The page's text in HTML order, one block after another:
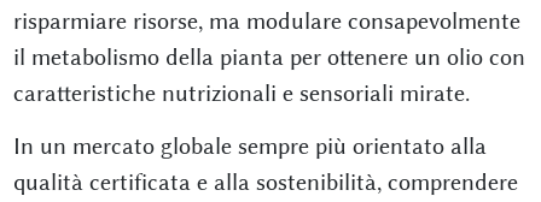
risparmiare risorse, ma modulare consapevolmente
il metabolismo della pianta per ottenere un olio con
caratteristiche nutrizionali e sensoriali mirate.
In un mercato globale sempre più orientato alla
qualità certificata e alla sostenibilità, comprendere